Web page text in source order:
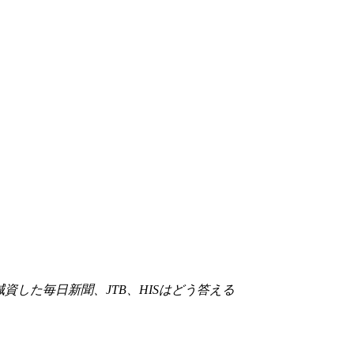
した毎日新聞、JTB、HISはどう答える